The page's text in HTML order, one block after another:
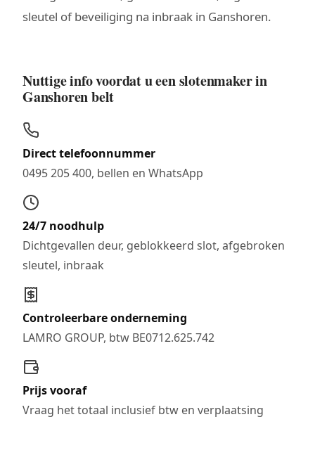
sleutel of beveiliging na inbraak in Ganshoren.
Nuttige info voordat u een slotenmaker in
Ganshoren belt
Direct telefoonnummer
0495 205 400, bellen en WhatsApp
24/7 noodhulp
Dichtgevallen deur, geblokkeerd slot, afgebroken
sleutel, inbraak
Controleerbare onderneming
LAMRO GROUP, btw BE0712.625.742
Prijs vooraf
Vraag het totaal inclusief btw en verplaatsing